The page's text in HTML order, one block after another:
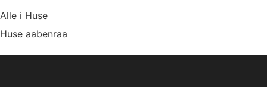
Alle i Huse
Huse aabenraa